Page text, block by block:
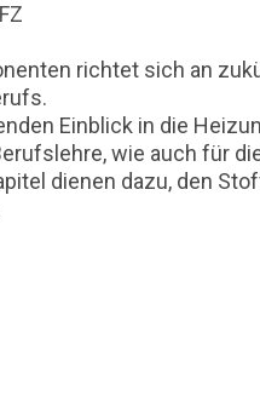
richtet sich an
Einblick in die
wie auch für
dienen dazu, den